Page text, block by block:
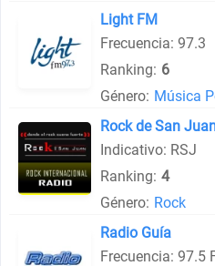
Light FM
Frecuencia: 97.3
Ranking: 6
Género: Música
Rock de San
Indicativo: RSJ
Ranking: 4
Género: Rock
Radio Guía
Frecuencia: 97.5